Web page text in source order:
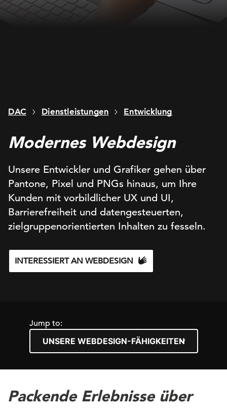
DAC Dienstleistungen Entwicklung
Modernes Webdesign
Unsere Entwickler und Grafiker gehen über
Pantone, Pixel und PNGs hinaus, um Ihre
Kunden mit vorbildlicher UX und UI,
Barrierefreiheit und datengesteuerten,
zielgruppenorientierten Inhalten zu fesseln.
INTERESSIERT AN WEBDESIGN
Jump to:
Packende Erlebnisse über